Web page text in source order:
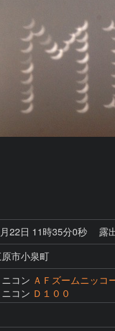
22日 11時35分0秒
露
市小泉町
コン ＡＦズームニッコ
コン Ｄ１００